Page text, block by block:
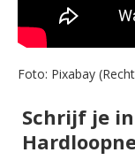
Foto: Pixabay
Schrijf je